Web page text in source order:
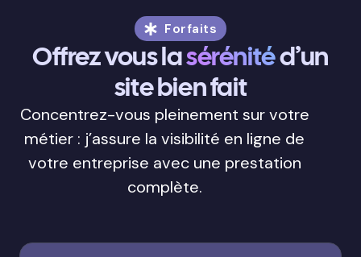
Forfaits
Offrez vous lasérénitéd’un
site bien fait
Concentrez-vous pleinement sur votre
métier : j’assure la visibilité en ligne de
votre entreprise avec une prestation
complète.